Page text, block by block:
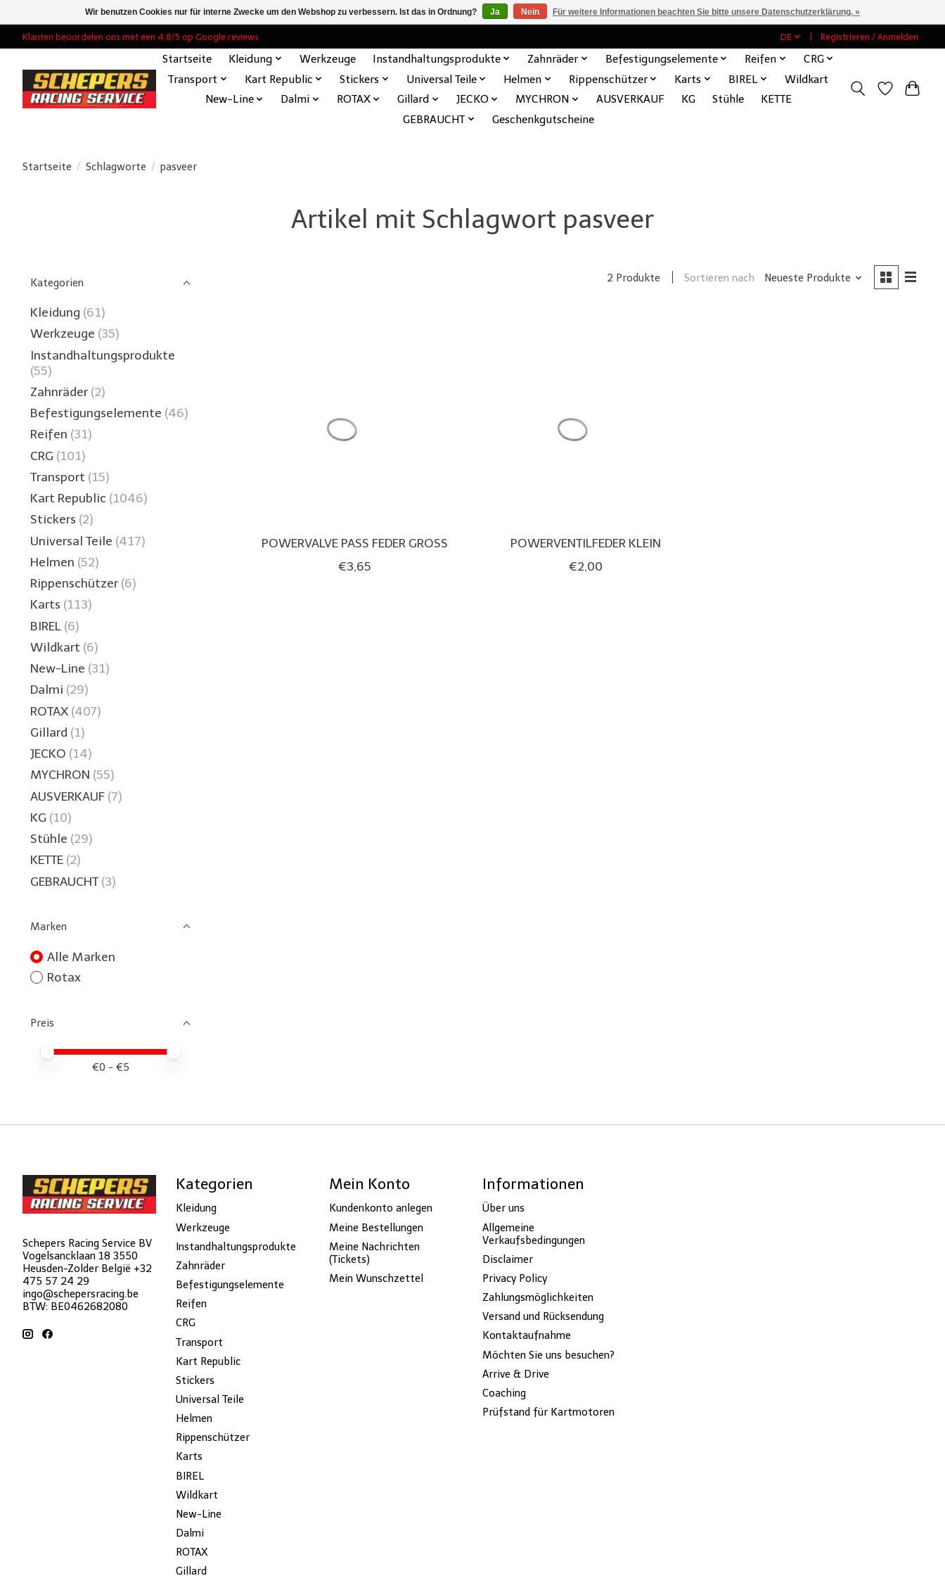
Klanten beoordelen ons met een 4,8/5 op Google reviews DE Registrieren / Anmelden
Startseite Kleidung Werkzeuge Instandhaltungsprodukte Zahnräder Befestigungselemente Reifen
CRG
Transport
Kart Republic Stickers Universal Teile Helmen Rippenschützer Karts BIREL
Wildkart
New-Line
Dalmi ROTAX Gillard JECKO MYCHRON AUSVERKAUF KG Stühle
KETTE
GEBRAUCHT
Geschenkgutscheine
Startseite / Schlagworte / pasveer
Artikel mit Schlagwort pasveer
Kategorien
Kleidung (61)
Werkzeuge (35)
Instandhaltungsprodukte
(55)
Zahnräder (2)
Befestigungselemente (46)
Reifen (31)
CRG (101)
Transport (15)
Kart Republic (1046)
Stickers (2)
Universal Teile (417)
Helmen (52)
Rippenschützer (6)
Karts (113)
BIREL (6)
Wildkart (6)
New-Line (31)
Dalmi (29)
ROTAX (407)
Gillard (1)
JECKO (14)
MYCHRON (55)
AUSVERKAUF (7)
KG (10)
Stühle (29)
KETTE (2)
GEBRAUCHT (3)
Marken
Alle Marken
Rotax
Preis
Preis – Mindestwert
Price maximum value
€0 - €5
2 Produkte Sortieren nach Neueste Produkte
POWERVALVE PASS FEDER GROSS
€3,65
POWERVENTILFEDER KLEIN
€2,00
Schepers Racing Service BV
Vogelsancklaan 18 3550
Heusden-Zolder België +32
475 57 24 29
ingo@schepersracing.be
BTW: BE0462682080
Kategorien
Kleidung
Werkzeuge
Instandhaltungsprodukte
Zahnräder
Befestigungselemente
Reifen
CRG
Transport
Kart Republic
Stickers
Universal Teile
Helmen
Rippenschützer
Karts
BIREL
Wildkart
New-Line
Dalmi
ROTAX
Gillard
Mein Konto
Kundenkonto anlegen
Meine Bestellungen
Meine Nachrichten
(Tickets)
Mein Wunschzettel
Informationen
Über uns
Allgemeine
Verkaufsbedingungen
Disclaimer
Privacy Policy
Zahlungsmöglichkeiten
Versand und Rücksendung
Kontaktaufnahme
Möchten Sie uns besuchen?
Arrive & Drive
Coaching
Prüfstand für Kartmotoren
Wir benutzen Cookies nur für interne Zwecke um den Webshop zu verbessern. Ist das in Ordnung? Ja Nein Für weitere Informationen beachten Sie bitte unsere Datenschutzerklärung. »